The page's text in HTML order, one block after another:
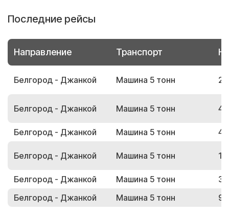
Последние рейсы
Направление Транспорт
Белгород - Джанкой Машина 5 тонн
Белгород - Джанкой Машина 5 тонн
Белгород - Джанкой Машина 5 тонн
Белгород - Джанкой Машина 5 тонн
Белгород - Джанкой Машина 5 тонн
Белгород - Джанкой
Машина 5 тонн